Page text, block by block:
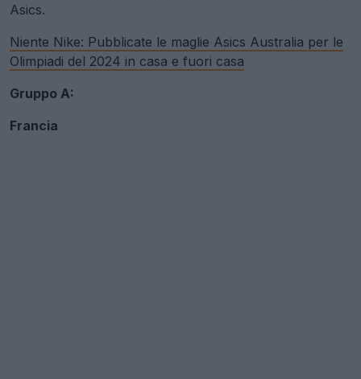
Asics.
Niente Nike: Pubblicate le maglie Asics Australia per le
Olimpiadi del 2024 in casa e fuori casa
Gruppo A:
Francia